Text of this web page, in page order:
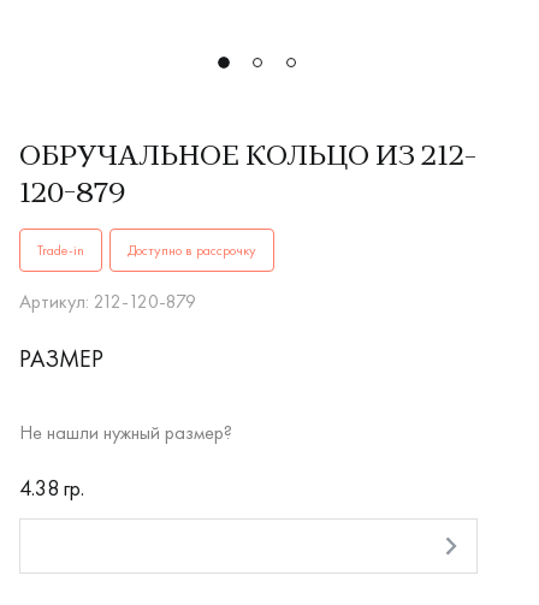
ОБРУЧАЛЬНОЕ КОЛЬЦО ИЗ 212-
120-879
ОБРУЧАЛЬНЫЕ КОЛЬЦА212-120-879купить в Иркутске. ✔️
Trade-in Доступно в рассрочку
Артикул: 212-120-879
РАЗМЕР
Не нашли нужный размер?
RUB
4.38 гр.